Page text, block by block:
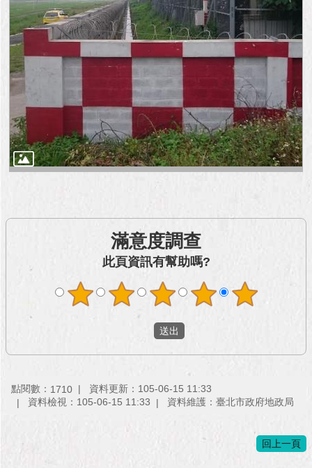
通
陳
情
系
統
公
民
參
與
專
臺
站
料
開
放
滿意度調查
此頁資訊有幫助嗎?
點閱數： 1710
資料更新：105-06-15 11:33
資料檢視：105-06-15 11:33
資料維護：臺北市政府地政局
回上一頁